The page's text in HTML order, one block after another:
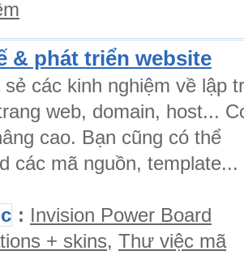
& phát triển website
sẻ các kinh nghiệm về lập
web, domain, host...
cao. Bạn cũng có thể
các mã nguồn,
: Invision Power Board
+ skins, Thư việc mã